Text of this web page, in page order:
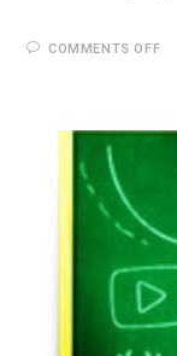
COMMENTS OFF